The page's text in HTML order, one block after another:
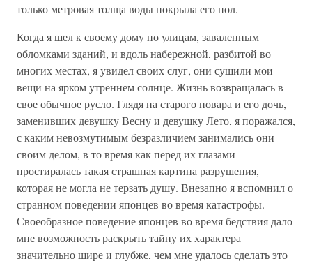
только метровая толща воды покрыла его пол.
Когда я шел к своему дому по улицам, заваленным
обломками зданий, и вдоль набережной, разбитой во
многих местах, я увидел своих слуг, они сушили мои
вещи на ярком утреннем солнце. Жизнь возвращалась в
свое обычное русло. Глядя на старого повара и его дочь,
заменивших девушку Весну и девушку Лето, я поражался,
с каким невозмутимым безразличием занимались они
своим делом, в то время как перед их глазами
простиралась такая страшная картина разрушения,
которая не могла не терзать душу. Внезапно я вспомнил о
странном поведении японцев во время катастрофы.
Своеобразное поведение японцев во время бедствия дало
мне возможность раскрыть тайну их характера
значительно шире и глубже, чем мне удалось сделать это